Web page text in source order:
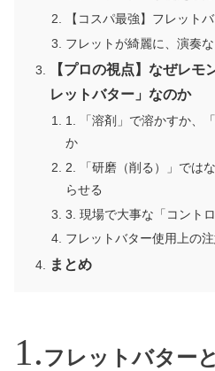
【コスパ最強】フレット
フレットが綺麗に、演奏
【プロの視点】なぜレモ
レットバター」なのか
1. 「溶剤」で溶かすか、
か
2. 「研磨（削る）」では
らせる
3. 現場で大事な「コントロ
フレットバター使用上の
まとめ
フレットバター